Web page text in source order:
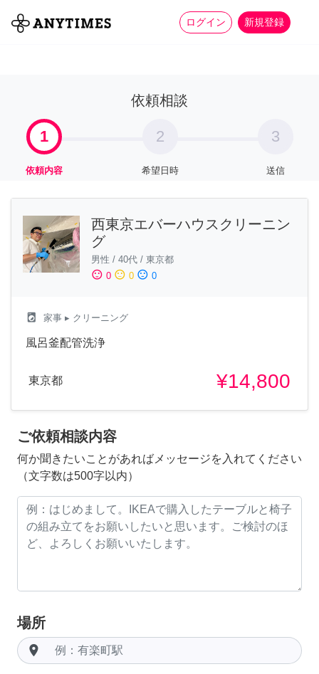
ログイン 新規登録
全て 家事 more_horiz
依頼相談
1
依頼内容
2
希望日時
3
送信
西東京エバーハウスクリーニン
グ
男性 / 40代 / 東京都
sentiment_satisfied 0 sentiment_neutral 0 sentiment_dissatisfied 0
local_laundry_service 家事 ▸ クリーニング
風呂釜配管洗浄
東京都 ¥14,800
ご依頼相談内容
何か聞きたいことがあればメッセージを入れてください
（文字数は500字以内）
場所
room